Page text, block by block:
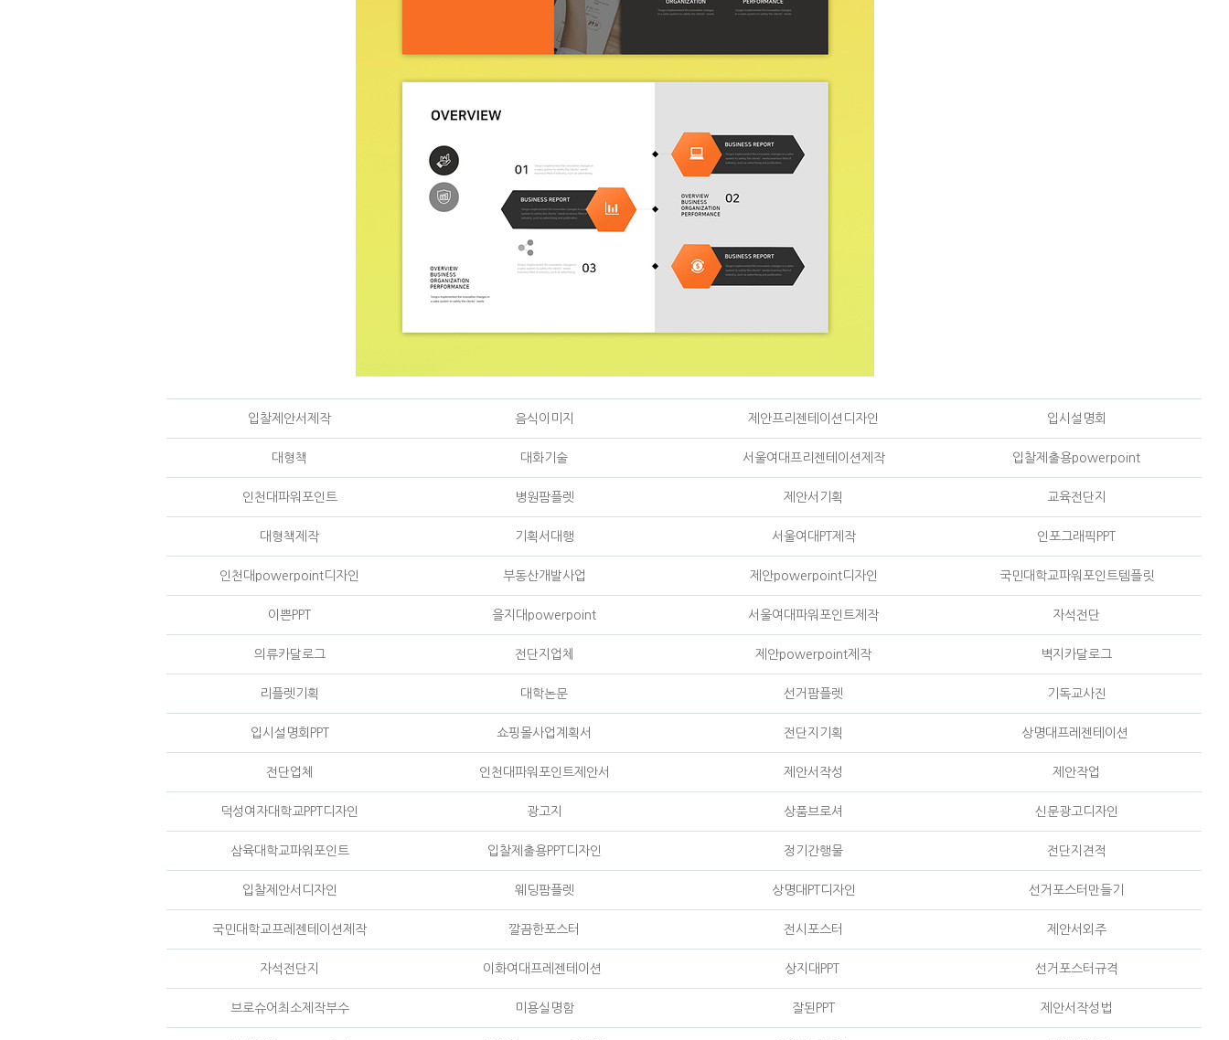
입찰제안서제작 음식이미지 제안프리젠테이션디자인 입시설명회
대형책 대화기술 서울여대프리젠테이션제작 입찰제출용powerpoint
인천대파워포인트 병원팜플렛 제안서기획 교육전단지
대형책제작 기획서대행 서울여대PT제작 인포그래픽PPT
인천대powerpoint디자인 부동산개발사업 제안powerpoint디자인 국민대학교파워포인트템플릿
이쁜PPT 을지대powerpoint 서울여대파워포인트제작 자석전단
의류카달로그 전단지업체 제안powerpoint제작 벽지카달로그
리플렛기획 대학논문 선거팜플렛 기독교사진
입시설명회PPT 쇼핑몰사업계획서 전단지기획 상명대프레젠테이션
전단업체 인천대파워포인트제안서 제안서작성 제안작업
덕성여자대학교PPT디자인 광고지 상품브로셔 신문광고디자인
삼육대학교파워포인트 입찰제출용PPT디자인 정기간행물 전단지견적
입찰제안서디자인 웨딩팜플렛 상명대PT디자인 선거포스터만들기
국민대학교프레젠테이션제작 깔끔한포스터 전시포스터 제안서외주
자석전단지 이화여대프레젠테이션 상지대PPT 선거포스터규격
브로슈어최소제작부수 미용실명함 잘된PPT 제안서작성법